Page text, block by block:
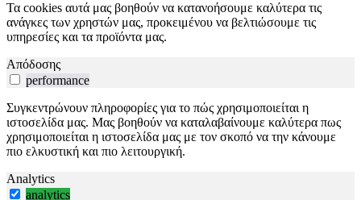
Τα cookies αυτά μας βοηθούν να κατανοήσουμε καλύτερα τις
ανάγκες των χρηστών μας, προκειμένου να βελτιώσουμε τις
υπηρεσίες και τα προϊόντα μας.
Απόδοσης
performance
Συγκεντρώνουν πληροφορίες για το πώς χρησιμοποιείται η
ιστοσελίδα μας. Μας βοηθούν να καταλαβαίνουμε καλύτερα πως
χρησιμοποιείται η ιστοσελίδα μας με τον σκοπό να την κάνουμε
πιο ελκυστική και πιο λειτουργική.
Analytics
analytics